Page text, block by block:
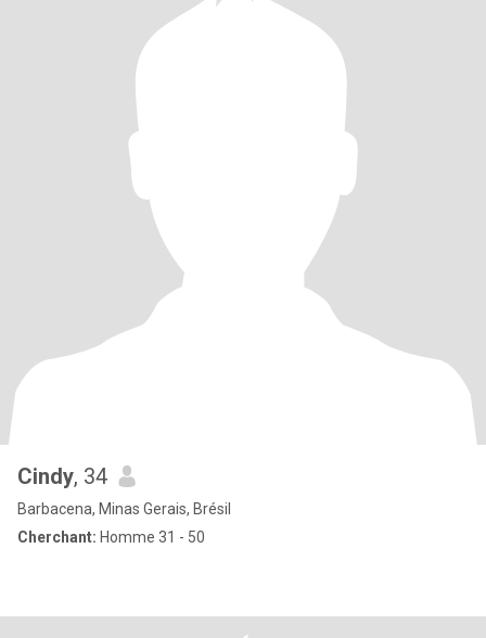
Cindy, 34
Barbacena, Minas Gerais, Brésil
Cherchant: Homme 31 - 50